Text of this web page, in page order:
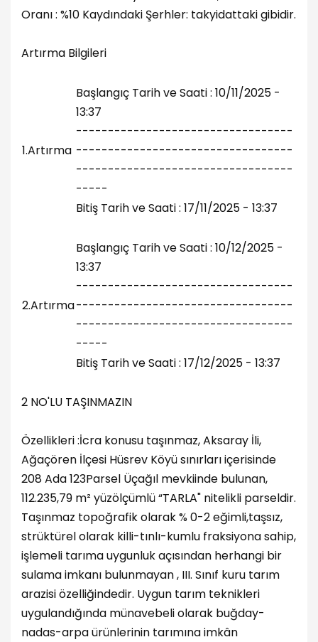
Oranı : %10 Kaydındaki Şerhler: takyidattaki gibidir.
Artırma Bilgileri
1.Artırma
Başlangıç Tarih ve Saati : 10/11/2025 -
13:37
----------------------------------
----------------------------------
----------------------------------
-----
Bitiş Tarih ve Saati : 17/11/2025 - 13:37
2.Artırma
Başlangıç Tarih ve Saati : 10/12/2025 -
13:37
----------------------------------
----------------------------------
----------------------------------
-----
Bitiş Tarih ve Saati : 17/12/2025 - 13:37
2 NO'LU TAŞINMAZIN
Özellikleri :İcra konusu taşınmaz, Aksaray İli,
Ağaçören İlçesi Hüsrev Köyü sınırları içerisinde
208 Ada 123Parsel Üçağıl mevkiinde bulunan,
112.235,79 m² yüzölçümlü “TARLA" nitelikli parseldir.
Taşınmaz topoğrafik olarak % 0-2 eğimli,taşsız,
strüktürel olarak killi-tınlı-kumlu fraksiyona sahip,
işlemeli tarıma uygunluk açısından herhangi bir
sulama imkanı bulunmayan , III. Sınıf kuru tarım
arazisi özelliğindedir. Uygun tarım teknikleri
uygulandığında münavebeli olarak buğday-
nadas-arpa ürünlerinin tarımına imkân